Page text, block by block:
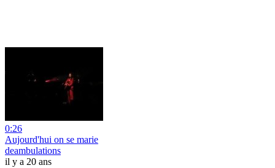
0:26
Aujourd'hui on se marie
deambulations
il y a 20 ans